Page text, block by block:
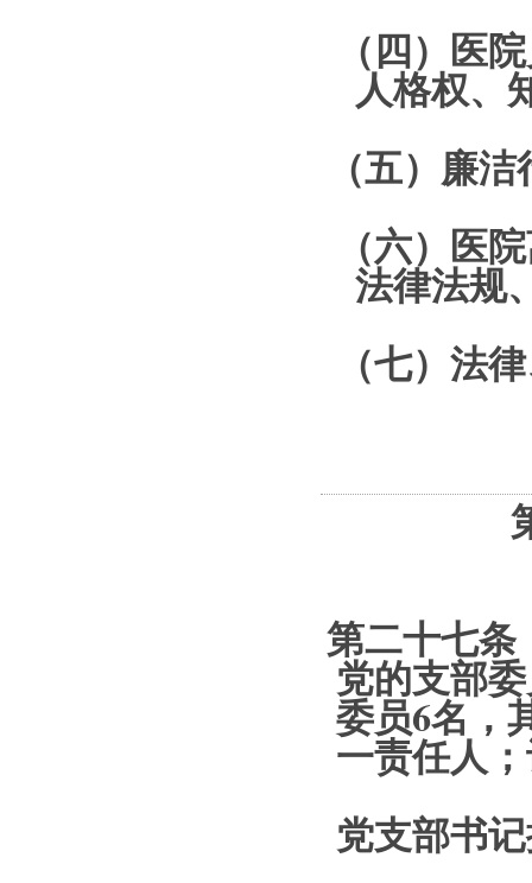
（四）医
人格权、
（五）廉
（六）医
法律法规
（七）法
第二十七
党的支部
委员6名，
一责任人
党支部书